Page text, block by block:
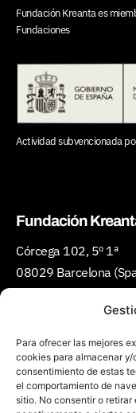
Para ofrecer las mejores
cookies para almacenar
consentimiento de estas
el comportamiento de
sitio. No consentir o
Fundación Kreanta es
Fundaciones
Actividad subvencionada
Fundación
Córcega 102, 5º 1ª
08029 Barcelona
(+34) 934
Email: